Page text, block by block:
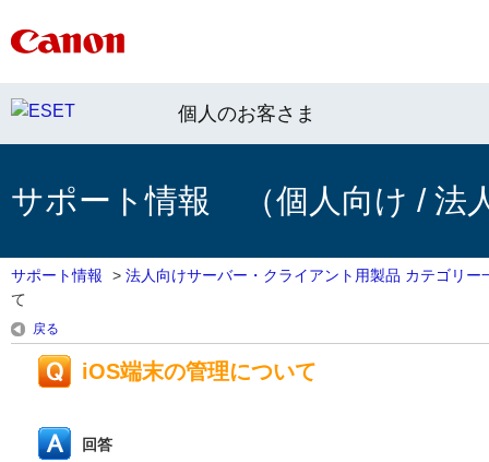
個人のお客さま
サポート情報 （個人向け / 法
サポート情報 > 法人向けサーバー・クライアント用製品 カテゴリー
て
戻る
iOS端末の管理について
回答